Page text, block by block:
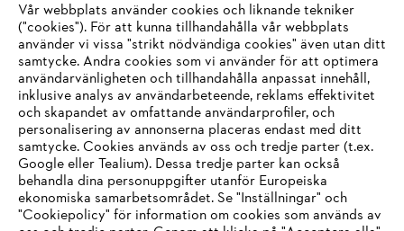
Företaget
STIHL FAQ
Vår webbplats använder cookies och liknande tekniker
("cookies"). För att kunna tillhandahålla vår webbplats
använder vi vissa "strikt nödvändiga cookies" även utan ditt
samtycke. Andra cookies som vi använder för att optimera
användarvänligheten och tillhandahålla anpassat innehåll,
inklusive analys av användarbeteende, reklams effektivitet
och skapandet av omfattande användarprofiler, och
personalisering av annonserna placeras endast med ditt
samtycke. Cookies används av oss och tredje parter (t.ex.
Google eller Tealium). Dessa tredje parter kan också
behandla dina personuppgifter utanför Europeiska
ekonomiska samarbetsområdet. Se "Inställningar" och
"Cookiepolicy" för information om cookies som används av